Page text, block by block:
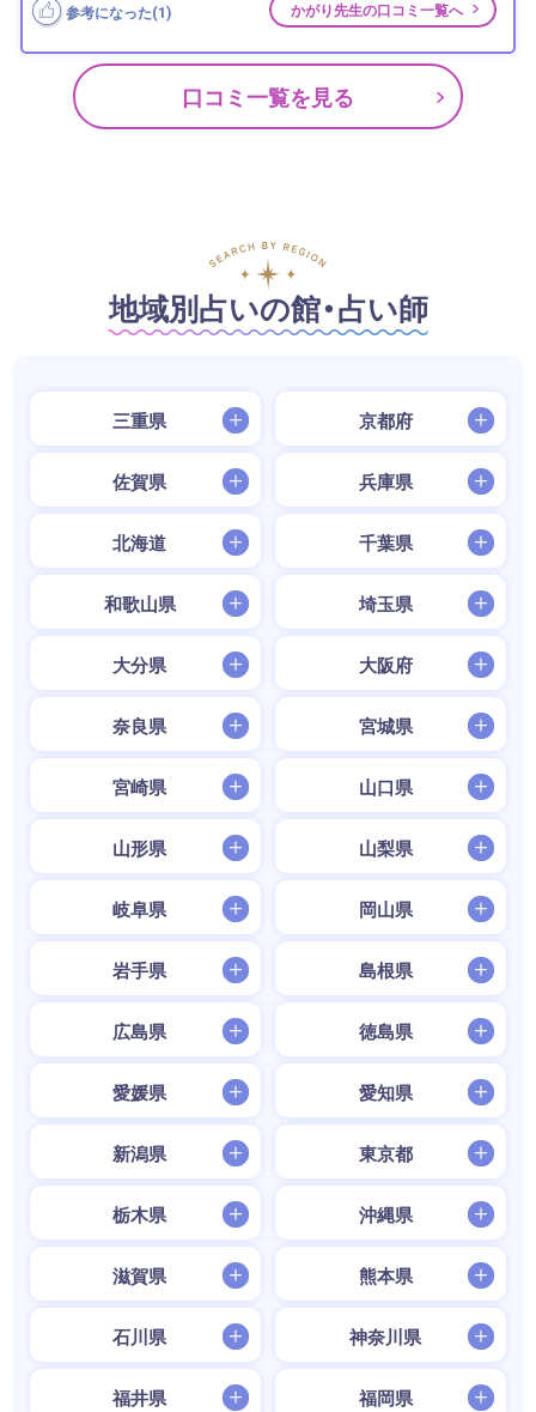
参考になった(1) かがり先生の口コミ一覧へ
口コミ一覧を見る
地域別占いの館・占い師
三重県 京都府
佐賀県 兵庫県
北海道 千葉県
和歌山県 埼玉県
大分県 大阪府
奈良県 宮城県
宮崎県 山口県
山形県 山梨県
岐阜県 岡山県
岩手県 島根県
広島県 徳島県
愛媛県 愛知県
新潟県 東京都
栃木県 沖縄県
滋賀県 熊本県
石川県 神奈川県
福井県 福岡県